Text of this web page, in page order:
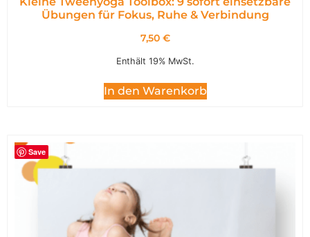
Übungen für Fokus, Ruhe & Verbindung
7,50 €
Enthält 19% MwSt.
In den Warenkorb
Save